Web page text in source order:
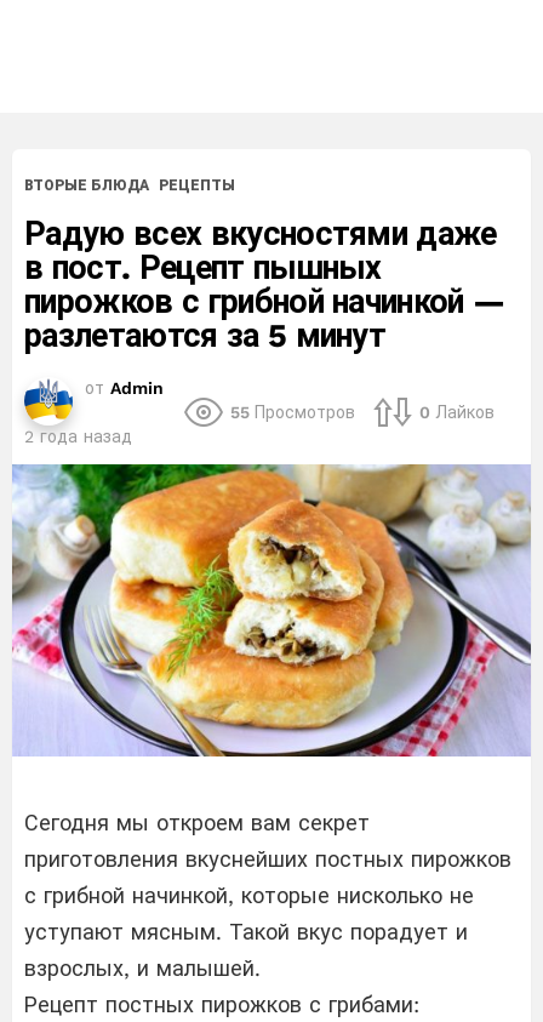
ВТОРЫЕ БЛЮДА РЕЦЕПТЫ
Радую всех вкусностями даже
в пост. Рецепт пышных
пирожков с грибной начинкой —
разлетаются за 5 минут
от Admin
2 года назад
55 Просмотров 0 Лайков
Сегодня мы откроем вам секрет
приготовления вкуснейших постных пирожков
с грибной начинкой, которые нисколько не
уступают мясным. Такой вкус порадует и
взрослых, и малышей.
Рецепт постных пирожков с грибами: